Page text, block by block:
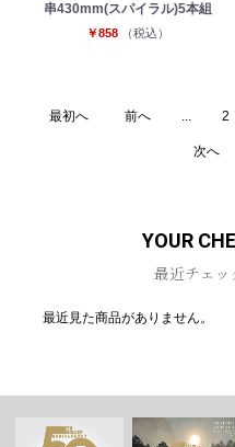
串430mm(スパイラル)5本組
￥858 （税込）
最初へ 前へ 2
次へ
YOUR
最近チェッ
最近見た商品がありません。